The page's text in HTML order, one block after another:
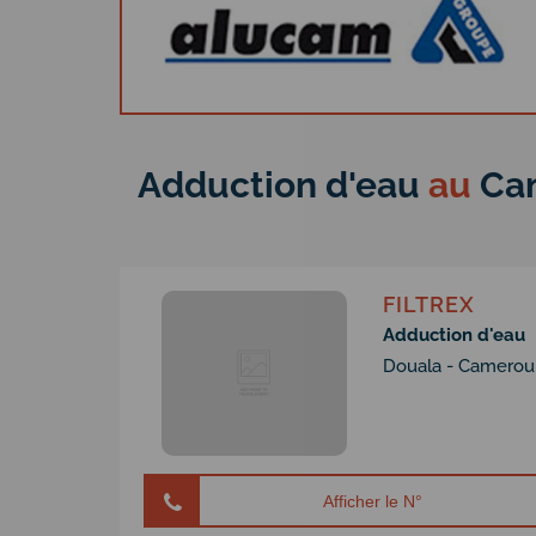
Adduction d'eau au
FILTREX
Adduction d'eau
Douala -
Afficher le N°